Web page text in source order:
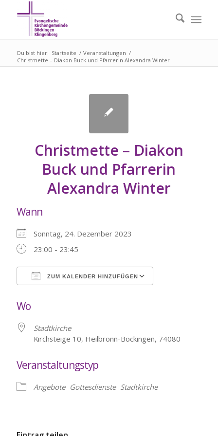
Du bist hier: Startseite / Veranstaltungen /
Christmette – Diakon Buck und Pfarrerin Alexandra Winter
Christmette – Diakon
Buck und Pfarrerin
Alexandra Winter
Wann
Sonntag, 24. Dezember 2023
23:00 - 23:45
ZUM KALENDER HINZUFÜGEN
Wo
Stadtkirche
Kirchsteige 10, Heilbronn-Böckingen, 74080
Veranstaltungstyp
Angebote Gottesdienste Stadtkirche